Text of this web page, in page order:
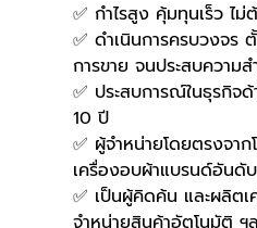
✅ กำไรสูง คุ้มทุนเร็ว ไ
✅ ดำเนินการครบวงจร
การขาย จนประสบความส
✅ ประสบการณ์ในธุรกิจ
10 ปี
✅ ผู้จำหน่ายโดยตรงจา
เครื่องอบผ้าแบรนด์อันดับ
✅ เป็นผู้คิดค้น และผลิต